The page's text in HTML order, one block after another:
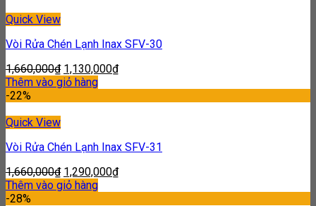
Quick View
Vòi Rửa Chén Lạnh Inax SFV-30
1,660,000₫ 1,130,000₫
Thêm vào giỏ hàng
-22%
Quick View
Vòi Rửa Chén Lạnh Inax SFV-31
1,660,000₫ 1,290,000₫
Thêm vào giỏ hàng
-28%